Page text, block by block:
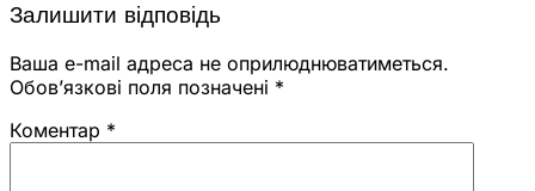
Залишити відповідь
Ваша e-mail адреса не оприлюднюватиметься.
Обов’язкові поля позначені *
Коментар *